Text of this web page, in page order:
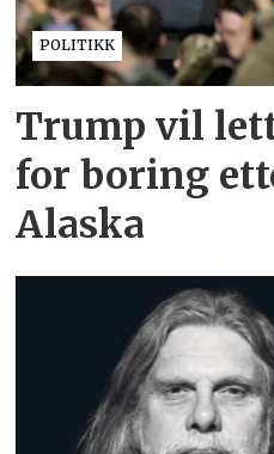
POLITIKK
Trump vil
for boring
Alaska